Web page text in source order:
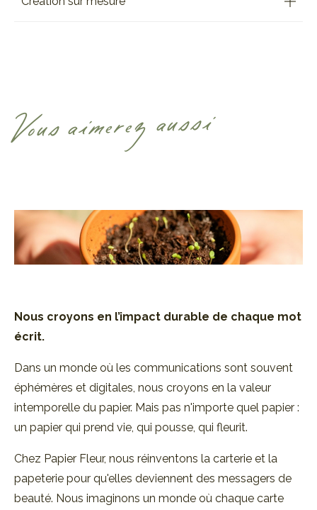
Vous aimerez aussi
Nous croyons en l’impact durable de chaque mot
écrit.
Dans un monde où les communications sont souvent
éphémères et digitales, nous croyons en la valeur
intemporelle du papier. Mais pas n'importe quel papier :
un papier qui prend vie, qui pousse, qui fleurit.
Chez Papier Fleur, nous réinventons la carterie et la
papeterie pour qu'elles deviennent des messagers de
beauté. Nous imaginons un monde où chaque carte